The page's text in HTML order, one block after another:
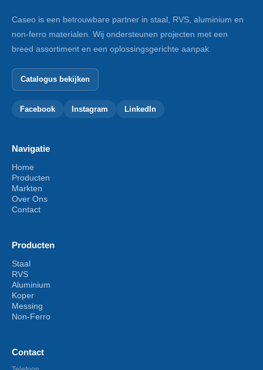
Caseo is een betrouwbare partner in staal, RVS, aluminium en
non-ferro materialen. Wij ondersteunen projecten met een
breed assortiment en een oplossingsgerichte aanpak.
Catalogus bekijken
Facebook Instagram LinkedIn
Navigatie
Home
Producten
Markten
Over Ons
Contact
Producten
Staal
RVS
Aluminium
Koper
Messing
Non-Ferro
Contact